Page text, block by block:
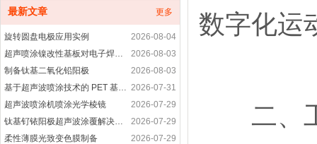
铂碳催化剂产品介绍
铂合金催化剂产品简
介
非贵金属催化剂-非铂
最新文章 更多
2026-08-04
旋转圆盘电极应用实例
2026-08-03
超声喷涂镍改性基板对电子焊接接头性能的优化研究
2026-08-03
制备钛基二氧化铅阳极
2026-07-31
基于超声波喷涂技术的 PET 基底柔性电致发光涂层制备研究
2026-07-29
超声波喷涂机喷涂光学棱镜
2026-07-29
钛基钌铱阳极超声波涂覆解决方案
2026-07-29
柔性薄膜光致变色膜制备
数字化运
二、工